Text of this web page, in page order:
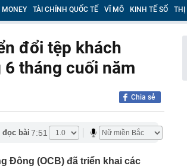
hữu 14 bệnh viện, 2.900
Y khoa tốt nhất Việt Nam
trong tháng 8
ở nước ngoài trong nửa đầu
có thể chạm mốc 1.885 điểm
Xanh, An Khang, vốn hóa
MONEY TÀI CHÍNH QUỐC TẾ VĨ MÔ KINH TẾ SỐ THỊ
đổi tệp khách
6 tháng cuối năm
Chia sẻ
đọc bài 7:51
Đông (OCB) đã triển khai các